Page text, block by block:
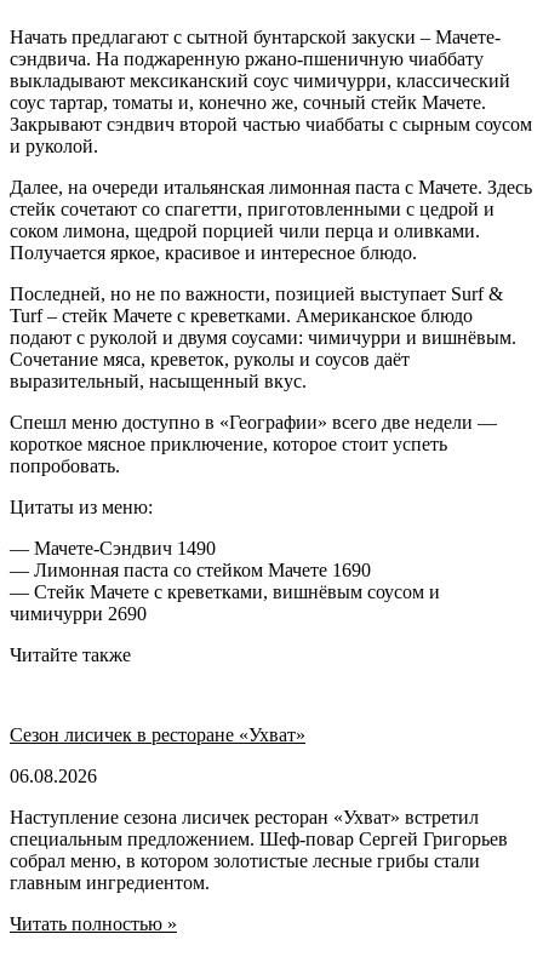
Начать предлагают с сытной бунтарской закуски – Мачете-
сэндвича. На поджаренную ржано-пшеничную чиаббату
выкладывают мексиканский соус чимичурри, классический
соус тартар, томаты и, конечно же, сочный стейк Мачете.
Закрывают сэндвич второй частью чиаббаты с сырным соусом
и руколой.
Далее, на очереди итальянская лимонная паста с Мачете. Здесь
стейк сочетают со спагетти, приготовленными с цедрой и
соком лимона, щедрой порцией чили перца и оливками.
Получается яркое, красивое и интересное блюдо.
Последней, но не по важности, позицией выступает Surf &
Turf – стейк Мачете с креветками. Американское блюдо
подают с руколой и двумя соусами: чимичурри и вишнёвым.
Сочетание мяса, креветок, руколы и соусов даёт
выразительный, насыщенный вкус.
Спешл меню доступно в «Географии» всего две недели —
короткое мясное приключение, которое стоит успеть
попробовать.
Цитаты из меню:
— Мачете-Сэндвич 1490
— Лимонная паста со стейком Мачете 1690
— Стейк Мачете с креветками, вишнёвым соусом и
чимичурри 2690
Читайте также
Сезон лисичек в ресторане «Ухват»
06.08.2026
Наступление сезона лисичек ресторан «Ухват» встретил
специальным предложением. Шеф-повар Сергей Григорьев
собрал меню, в котором золотистые лесные грибы стали
главным ингредиентом.
Читать полностью »